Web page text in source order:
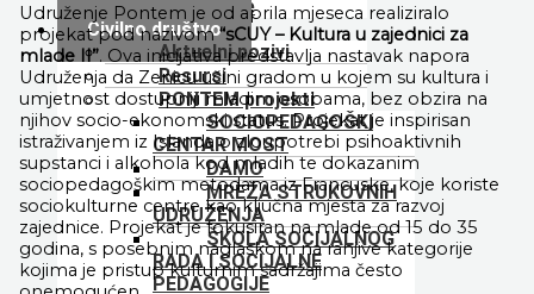
Publikacije
Civilno društvo
Aktuelni pozivi
Resursi
PONTEM projekti
SOCIOPEDAGOŠKI
CENTAR MOST
DAMO
MREŽA STRUKOVNIH
UDRUŽENJA
ŠKOLA SOCIJALNOG
RADA I SOCIJALNE
PEDAGOGIJE
Udruženje Pontem je od aprila mjeseca realiziralo
projekat pod nazivom“sCUY – Kultura u zajednici za
mlade II”. Ova inicijativa predstavlja nastavak napora
Udruženja da Zenicu učini gradom u kojem su kultura i
umjetnost dostupniji mladim osobama, bez obzira na
njihov socio-ekonomski status. Projekat je inspirisan
istraživanjem iz Islanda o zloupotrebi psihoaktivnih
supstanci i alkohola kod mladih te dokazanim
sociopedagoškim metodama iz Francuske, koje koriste
sociokulturne centre kao ključna mjesta za razvoj
zajednice. Projekat je fokusiran na mlade od 15 do 35
godina, s posebnim naglaskom na ranjive kategorije
kojima je pristup kulturnim sadržajima često